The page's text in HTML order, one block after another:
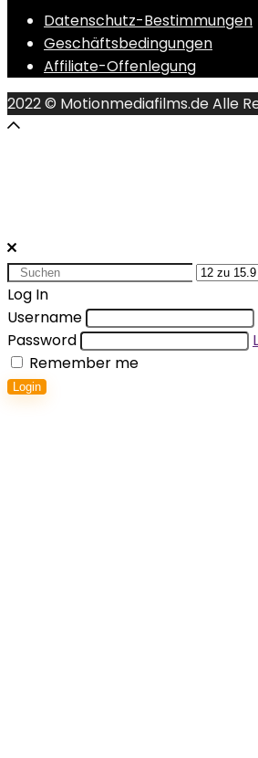
Datenschutz-Bestimmungen
Geschäftsbedingungen
Affiliate-Offenlegung
2022 © Motionmediafilms.de Alle
Search
for:
Log In
Username
Password
Remember me
Login